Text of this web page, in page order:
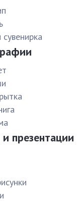
презентации